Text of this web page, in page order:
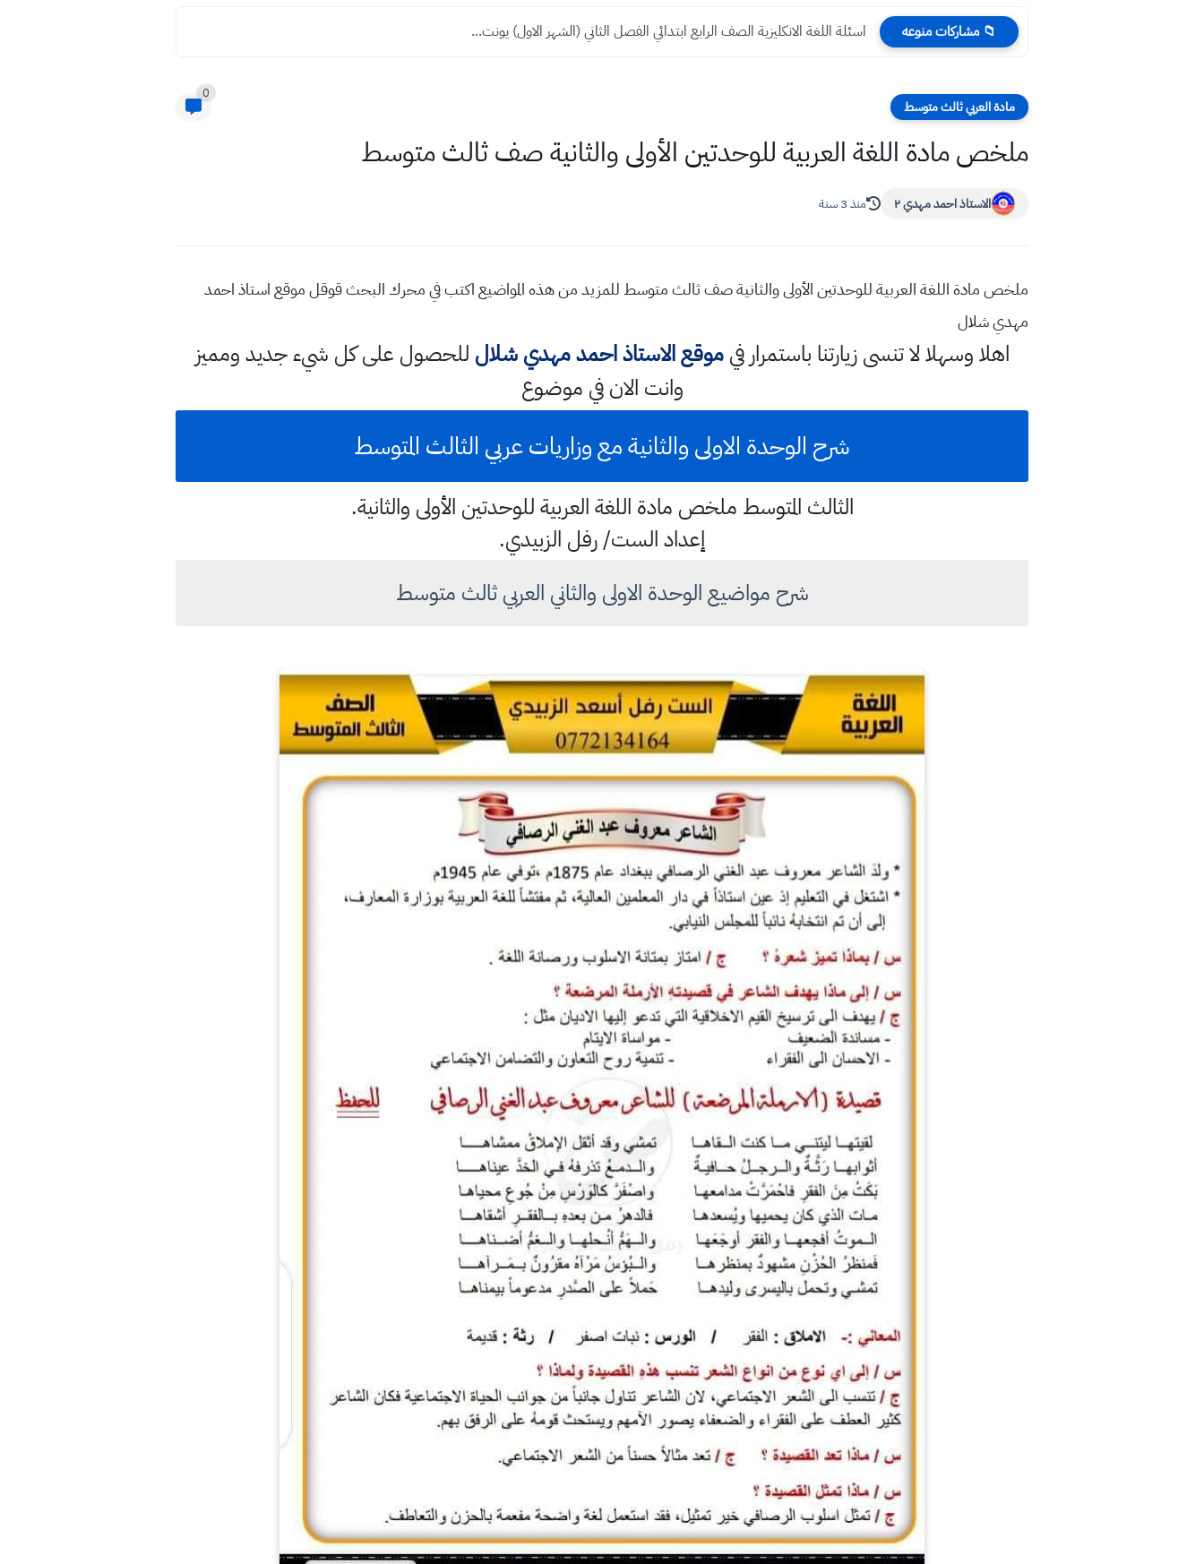
📁 مشاركات منوعه اسئلة اللغة الانكليزية الصف الرابع ابتدائي الفصل الثاني (الشهر الاول) يونت...
مادة العربي ثالث متوسط
0
ملخص مادة اللغة العربية للوحدتين الأولى والثانية صف ثالث متوسط
الاستاذ احمد مهدي ٢ منذ 3 سنة
ملخص مادة اللغة العربية للوحدتين الأولى والثانية صف ثالث متوسط للمزيد من هذه المواضيع اكتب في محرك البحث قوقل موقع استاذ احمد
مهدي شلال
اهلا وسهلالا تنسى زيارتنا باستمرار فيموقع الاستاذ احمد مهدي شلال للحصول على كل شيء جديد ومميز
وانت الان في موضوع
شرح الوحدة الاولى والثانية مع وزاريات عربي الثالث المتوسط
الثالث المتوسط ملخص مادة اللغة العربية للوحدتين الأولى والثانية.
إعداد الست/ رفل الزبيدي.
شرح مواضيع الوحدة الاولى والثاني العربي ثالث متوسط